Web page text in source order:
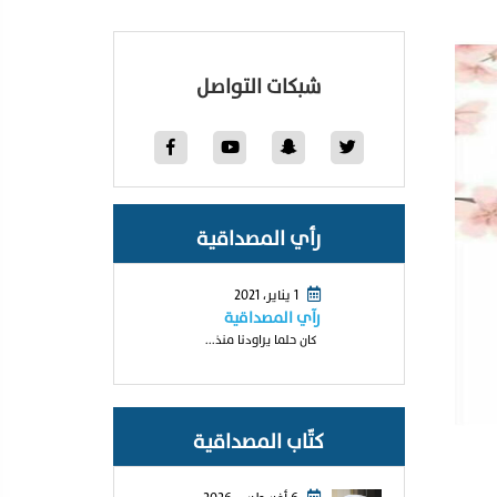
شبكات التواصل
رأي المصداقية
رآي المصداقية
كان حلما يراودنا منذ...
كتّاب المصداقية